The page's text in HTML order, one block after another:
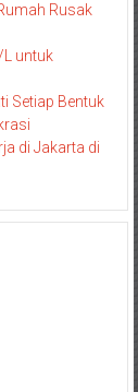
Rusak
untuk
Setiap Bentuk
di Jakarta di